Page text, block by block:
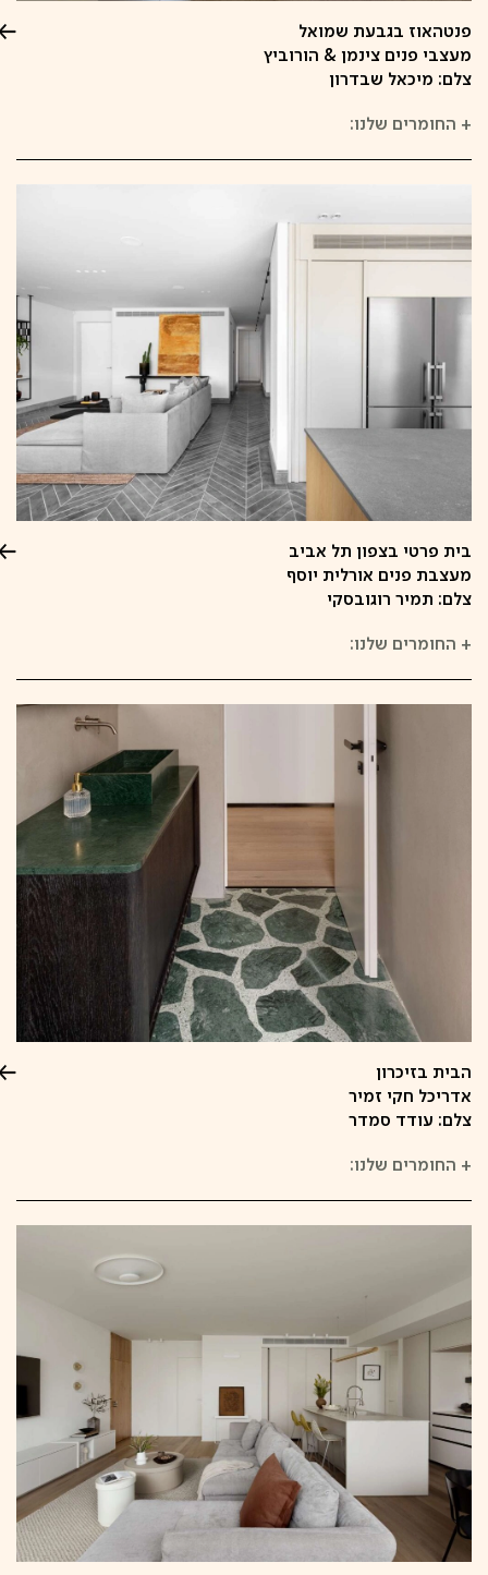
פנטהאוז בגבעת שמואל
מעצבי פנים צינמן & הורוביץ
צלם: מיכאל שבדרון
+ החומרים שלנו:
בית פרטי בצפון תל אביב
מעצבת פנים אורלית יוסף
צלם: תמיר רוגובסקי
+ החומרים שלנו:
הבית בזיכרון
אדריכל חקי זמיר
צלם: עודד סמדר
+ החומרים שלנו: